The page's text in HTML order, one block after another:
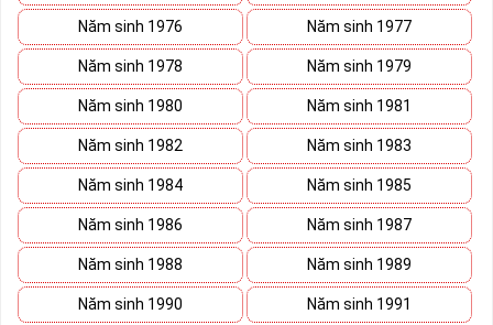
Năm sinh 1976 Năm sinh 1977
Năm sinh 1978 Năm sinh 1979
Năm sinh 1980 Năm sinh 1981
Năm sinh 1982 Năm sinh 1983
Năm sinh 1984 Năm sinh 1985
Năm sinh 1986 Năm sinh 1987
Năm sinh 1988 Năm sinh 1989
Năm sinh 1990 Năm sinh 1991